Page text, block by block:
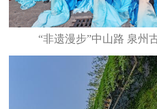
“非遗漫步”中山路 泉州